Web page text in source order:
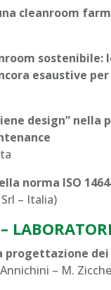
cleanroom
sostenibile:
esaustive
design”
norma ISO
– Italia)
progettazione
– M.